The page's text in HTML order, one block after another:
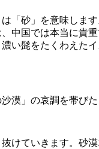
「砂」を意味しま
中国では本当に貴
い髭をたくわえた
漠」の哀調を帯びた
けていきます。砂